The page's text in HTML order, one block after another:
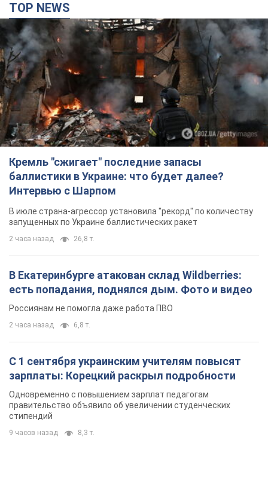
TOP NEWS
Кремль "сжигает" последние запасы
баллистики в Украине: что будет далее?
Интервью с Шарпом
В июле страна-агрессор установила "рекорд" по количеству
запущенных по Украине баллистических ракет
2 часа назад 26,8 т.
В Екатеринбурге атакован склад Wildberries:
есть попадания, поднялся дым. Фото и видео
Россиянам не помогла даже работа ПВО
2 часа назад 6,8 т.
С 1 сентября украинским учителям повысят
зарплаты: Корецкий раскрыл подробности
Одновременно с повышением зарплат педагогам
правительство объявило об увеличении студенческих
стипендий
9 часов назад 8,3 т.